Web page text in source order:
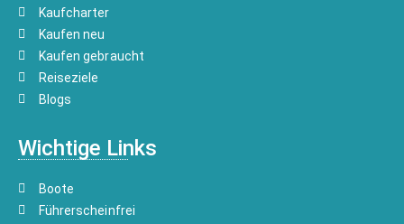
Kaufcharter
Kaufen neu
Kaufen gebraucht
Reiseziele
Blogs
Wichtige Links
Boote
Führerscheinfrei